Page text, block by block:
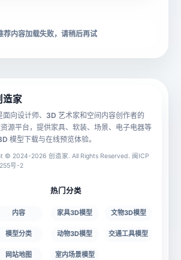
材质贴图
文件大小
荐内容加载失败，请稍后再试
造家
面向设计师、3D 艺术家和空间内容创作者的
源平台，提供家具、软装、场景、电子电器等
模型下载与在线预览体验。
© 2024-2026 创造家. All Rights Reserved. 闽ICP
号-2
内容
模型分类
网站地图
热门分类
家具3D模型 文物3D模型
动物3D模型 交通工具模型
室内场景模型